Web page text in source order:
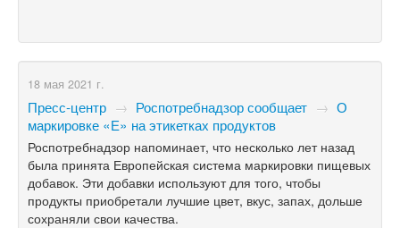
18 мая 2021 г.
Пресс-центр → Роспотребнадзор сообщает → О
маркировке «Е» на этикетках продуктов
Роспотребнадзор напоминает, что несколько лет назад
была принята Европейская система маркировки пищевых
добавок. Эти добавки используют для того, чтобы
продукты приобретали лучшие цвет, вкус, запах, дольше
сохраняли свои качества.